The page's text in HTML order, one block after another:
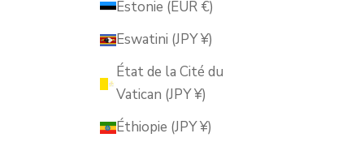
Estonie (EUR €)
Eswatini (JPY ¥)
État de la Cité du
Vatican (JPY ¥)
Éthiopie (JPY ¥)